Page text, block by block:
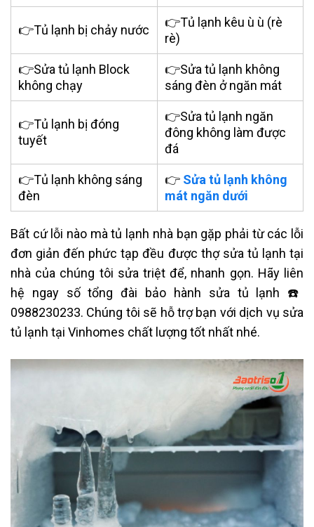
👉Tủ lạnh bị chảy nước
👉Tủ lạnh kêu ù ù (rè
rè)
👉Sửa tủ lạnh Block
không chạy
👉Sửa tủ lạnh không
sáng đèn ở ngăn mát
👉Tủ lạnh bị đóng
tuyết
👉Sửa tủ lạnh ngăn
đông không làm được
đá
👉Tủ lạnh không sáng
đèn
👉 Sửa tủ lạnh không
mát ngăn dưới
Bất cứ lỗi nào mà tủ lạnh nhà bạn gặp phải từ các lỗi
đơn giản đến phức tạp đều được thợ sửa tủ lạnh tại
nhà của chúng tôi sửa triệt để, nhanh gọn. Hãy liên
hệ ngay số tổng đài bảo hành sửa tủ lạnh ☎️
0988230233. Chúng tôi sẽ hỗ trợ bạn với dịch vụ sửa
tủ lạnh tại Vinhomes chất lượng tốt nhất nhé.